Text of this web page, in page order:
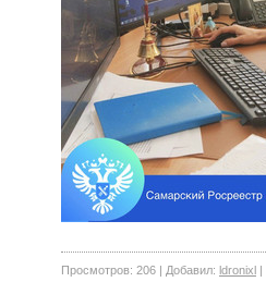
Просмотров: 206 | Добавил: ldronixl |